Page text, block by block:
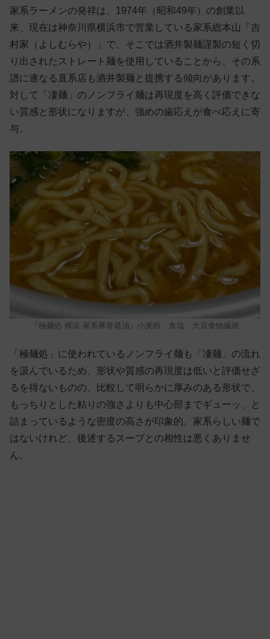
家系ラーメンの発祥は、1974年（昭和49年）の創業以
来、現在は神奈川県横浜市で営業している家系総本山「吉
村家（よしむらや）」で、そこでは酒井製麺謹製の短く切
り出されたストレート麺を使用していることから、その系
譜に連なる直系店も酒井製麺と提携する傾向があります。
対して「凄麺」のノンフライ麺は再現度を高く評価できな
い質感と形状になりますが、強めの歯応えが食べ応えに寄
与。
『極麺処 横浜 家系豚骨醤油』小麦粉、食塩、大豆食物繊維
「極麺処」に使われているノンフライ麺も「凄麺」の流れ
を汲んでいるため、形状や質感の再現度は低いと評価せざ
るを得ないものの、比較して明らかに厚みのある形状で、
もっちりとした粘りの強さよりも中心部までギューッ、と
詰まっているような密度の高さが印象的。家系らしい麺で
はないけれど、後述するスープとの相性は悪くありませ
ん。